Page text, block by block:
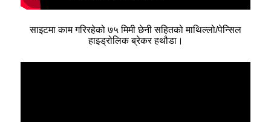
साइटमा काम गरिरहेको ७५ मिमी छेनी सहितको माथिल्लो/पेन्सिल
हाइड्रोलिक ब्रेकर हथौडा।